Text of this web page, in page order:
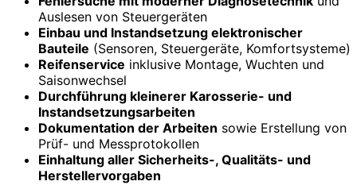
Auslesen von Steuergeräten
Einbau und Instandsetzung elektronischer
Bauteile (Sensoren, Steuergeräte, Komfortsysteme)
Reifenservice inklusive Montage, Wuchten und
Saisonwechsel
Durchführung kleinerer Karosserie- und
Instandsetzungsarbeiten
Dokumentation der Arbeiten sowie Erstellung von
Prüf- und Messprotokollen
Einhaltung aller Sicherheits-, Qualitäts- und
Herstellervorgaben